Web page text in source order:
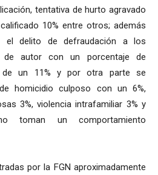
tentativa de hurto agravado
10% entre otros; además
el delito de defraudación a los
de autor con un porcentaje de
de un 11% y por otra parte se
homicidio culposo con un 6%,
3%, violencia intrafamiliar 3% y
toman un comportamiento
por la FGN aproximadamente